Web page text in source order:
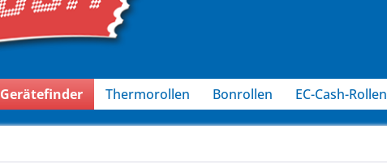
Gerätefinder Thermorollen Bonrollen EC-Cash-Rollen